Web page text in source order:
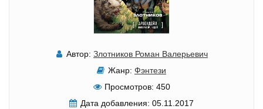
Автор: Злотников Роман Валерьевич
Жанр: Фэнтези
Просмотров: 450
Дата добавления: 05.11.2017